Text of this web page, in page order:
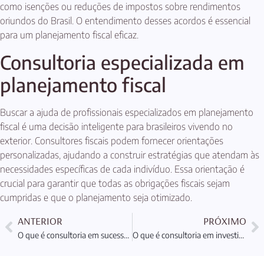
como isenções ou reduções de impostos sobre rendimentos
oriundos do Brasil. O entendimento desses acordos é essencial
para um planejamento fiscal eficaz.
Consultoria especializada em
planejamento fiscal
Buscar a ajuda de profissionais especializados em planejamento
fiscal é uma decisão inteligente para brasileiros vivendo no
exterior. Consultores fiscais podem fornecer orientações
personalizadas, ajudando a construir estratégias que atendam às
necessidades específicas de cada indivíduo. Essa orientação é
crucial para garantir que todas as obrigações fiscais sejam
cumpridas e que o planejamento seja otimizado.
ANTERIOR
O que é consultoria em sucessão internacional e sua importância?
PRÓXIMO
O que é consultoria em investimentos globais e como funciona